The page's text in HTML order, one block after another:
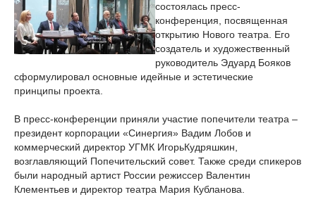
состоялась пресс-
конференция, посвященная
открытию Нового театра. Его
создатель и художественный
руководитель Эдуард Бояков
сформулировал основные идейные и эстетические
принципы проекта.
В пресс-конференции приняли участие попечители театра –
президент корпорации «Синергия» Вадим Лобов и
коммерческий директор УГМК ИгорьКудряшкин,
возглавляющий Попечительский совет. Также среди спикеров
были народный артист России режиссер Валентин
Клементьев и директор театра Мария Кубланова.